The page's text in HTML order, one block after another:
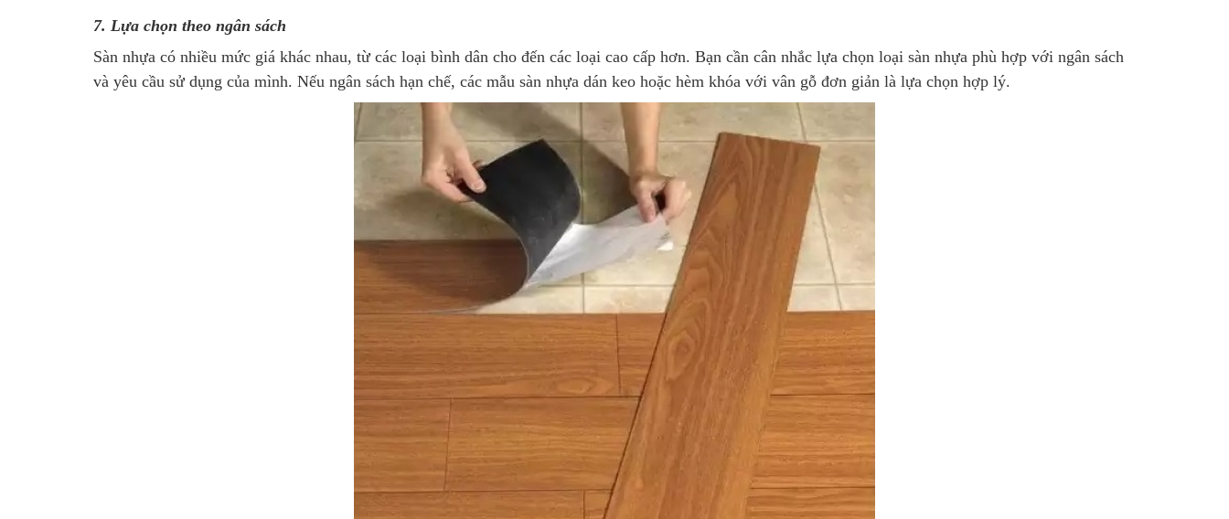
7. Lựa chọn theo ngân sách
Sàn nhựa có nhiều mức giá khác nhau, từ các loại bình dân cho đến các loại cao cấp hơn. Bạn cần cân nhắc lựa chọn loại sàn nhựa phù hợp với ngân sách
và yêu cầu sử dụng của mình. Nếu ngân sách hạn chế, các mẫu sàn nhựa dán keo hoặc hèm khóa với vân gỗ đơn giản là lựa chọn hợp lý.